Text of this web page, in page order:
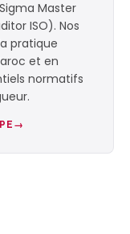
Master
ISO). Nos
pratique
et en
normatifs